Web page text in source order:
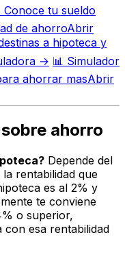
Conoce tu sueldo
de ahorroAbrir
a hipoteca y
→ 📊 Simulador
ahorrar masAbrir
ahorro
Depende del
rentabilidad que
es al 2% y
te conviene
o superior,
esa rentabilidad